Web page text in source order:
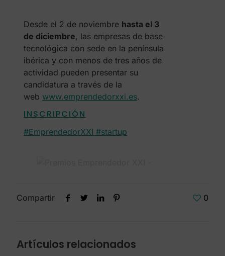
Desde el 2 de noviembre hasta el 3
de diciembre, las empresas de base
tecnológica con sede en la península
ibérica y con menos de tres años de
actividad pueden presentar su
candidatura a través de la
web www.emprendedorxxi.es.
INSCRIPCIÓN
#EmprendedorXXI #startup
Compartir 0
Artículos relacionados